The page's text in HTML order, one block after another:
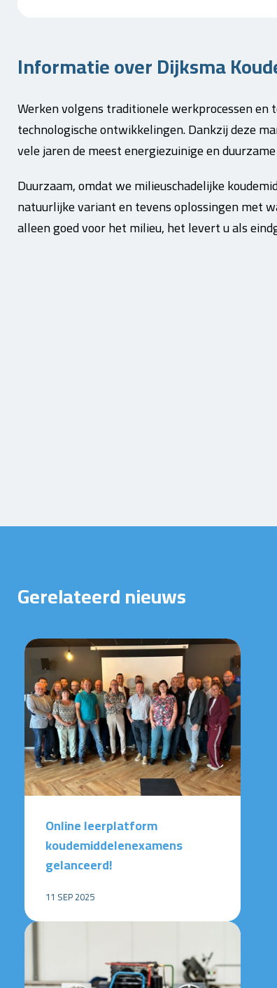
Informatie over Dijksma
Werken volgens traditionele werkprocessen
technologische ontwikkelingen. Dankzij deze
vele jaren de meest energiezuinige en
Duurzaam, omdat we milieuschadelijke
natuurlijke variant en tevens oplossingen met
alleen goed voor het milieu, het levert u als
Gerelateerd nieuws
Online leerplatform
koudemiddelenexamens
gelanceerd!
11 SEP 2025